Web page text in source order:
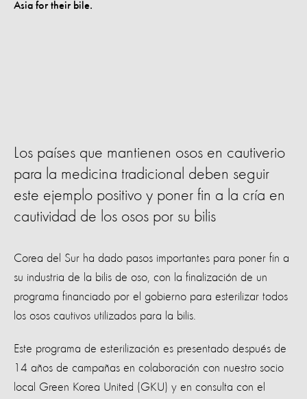
Los países que mantienen osos en cautiverio
para la medicina tradicional deben seguir
este ejemplo positivo y poner fin a la cría en
cautividad de los osos por su bilis
Corea del Sur ha dado pasos importantes para poner fin a
su industria de la bilis de oso, con la finalización de un
programa financiado por el gobierno para esterilizar todos
los osos cautivos utilizados para la bilis.
Este programa de esterilización es presentado después de
14 años de campañas en colaboración con nuestro socio
local Green Korea United (GKU) y en consulta con el